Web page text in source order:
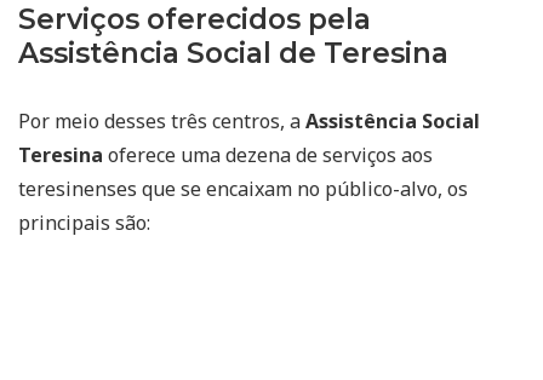
Serviços oferecidos pela
Assistência Social de Teresina
Por meio desses três centros, aAssistência Social
Teresina oferece uma dezena de serviços aos
teresinenses que se encaixam no público-alvo, os
principais são: